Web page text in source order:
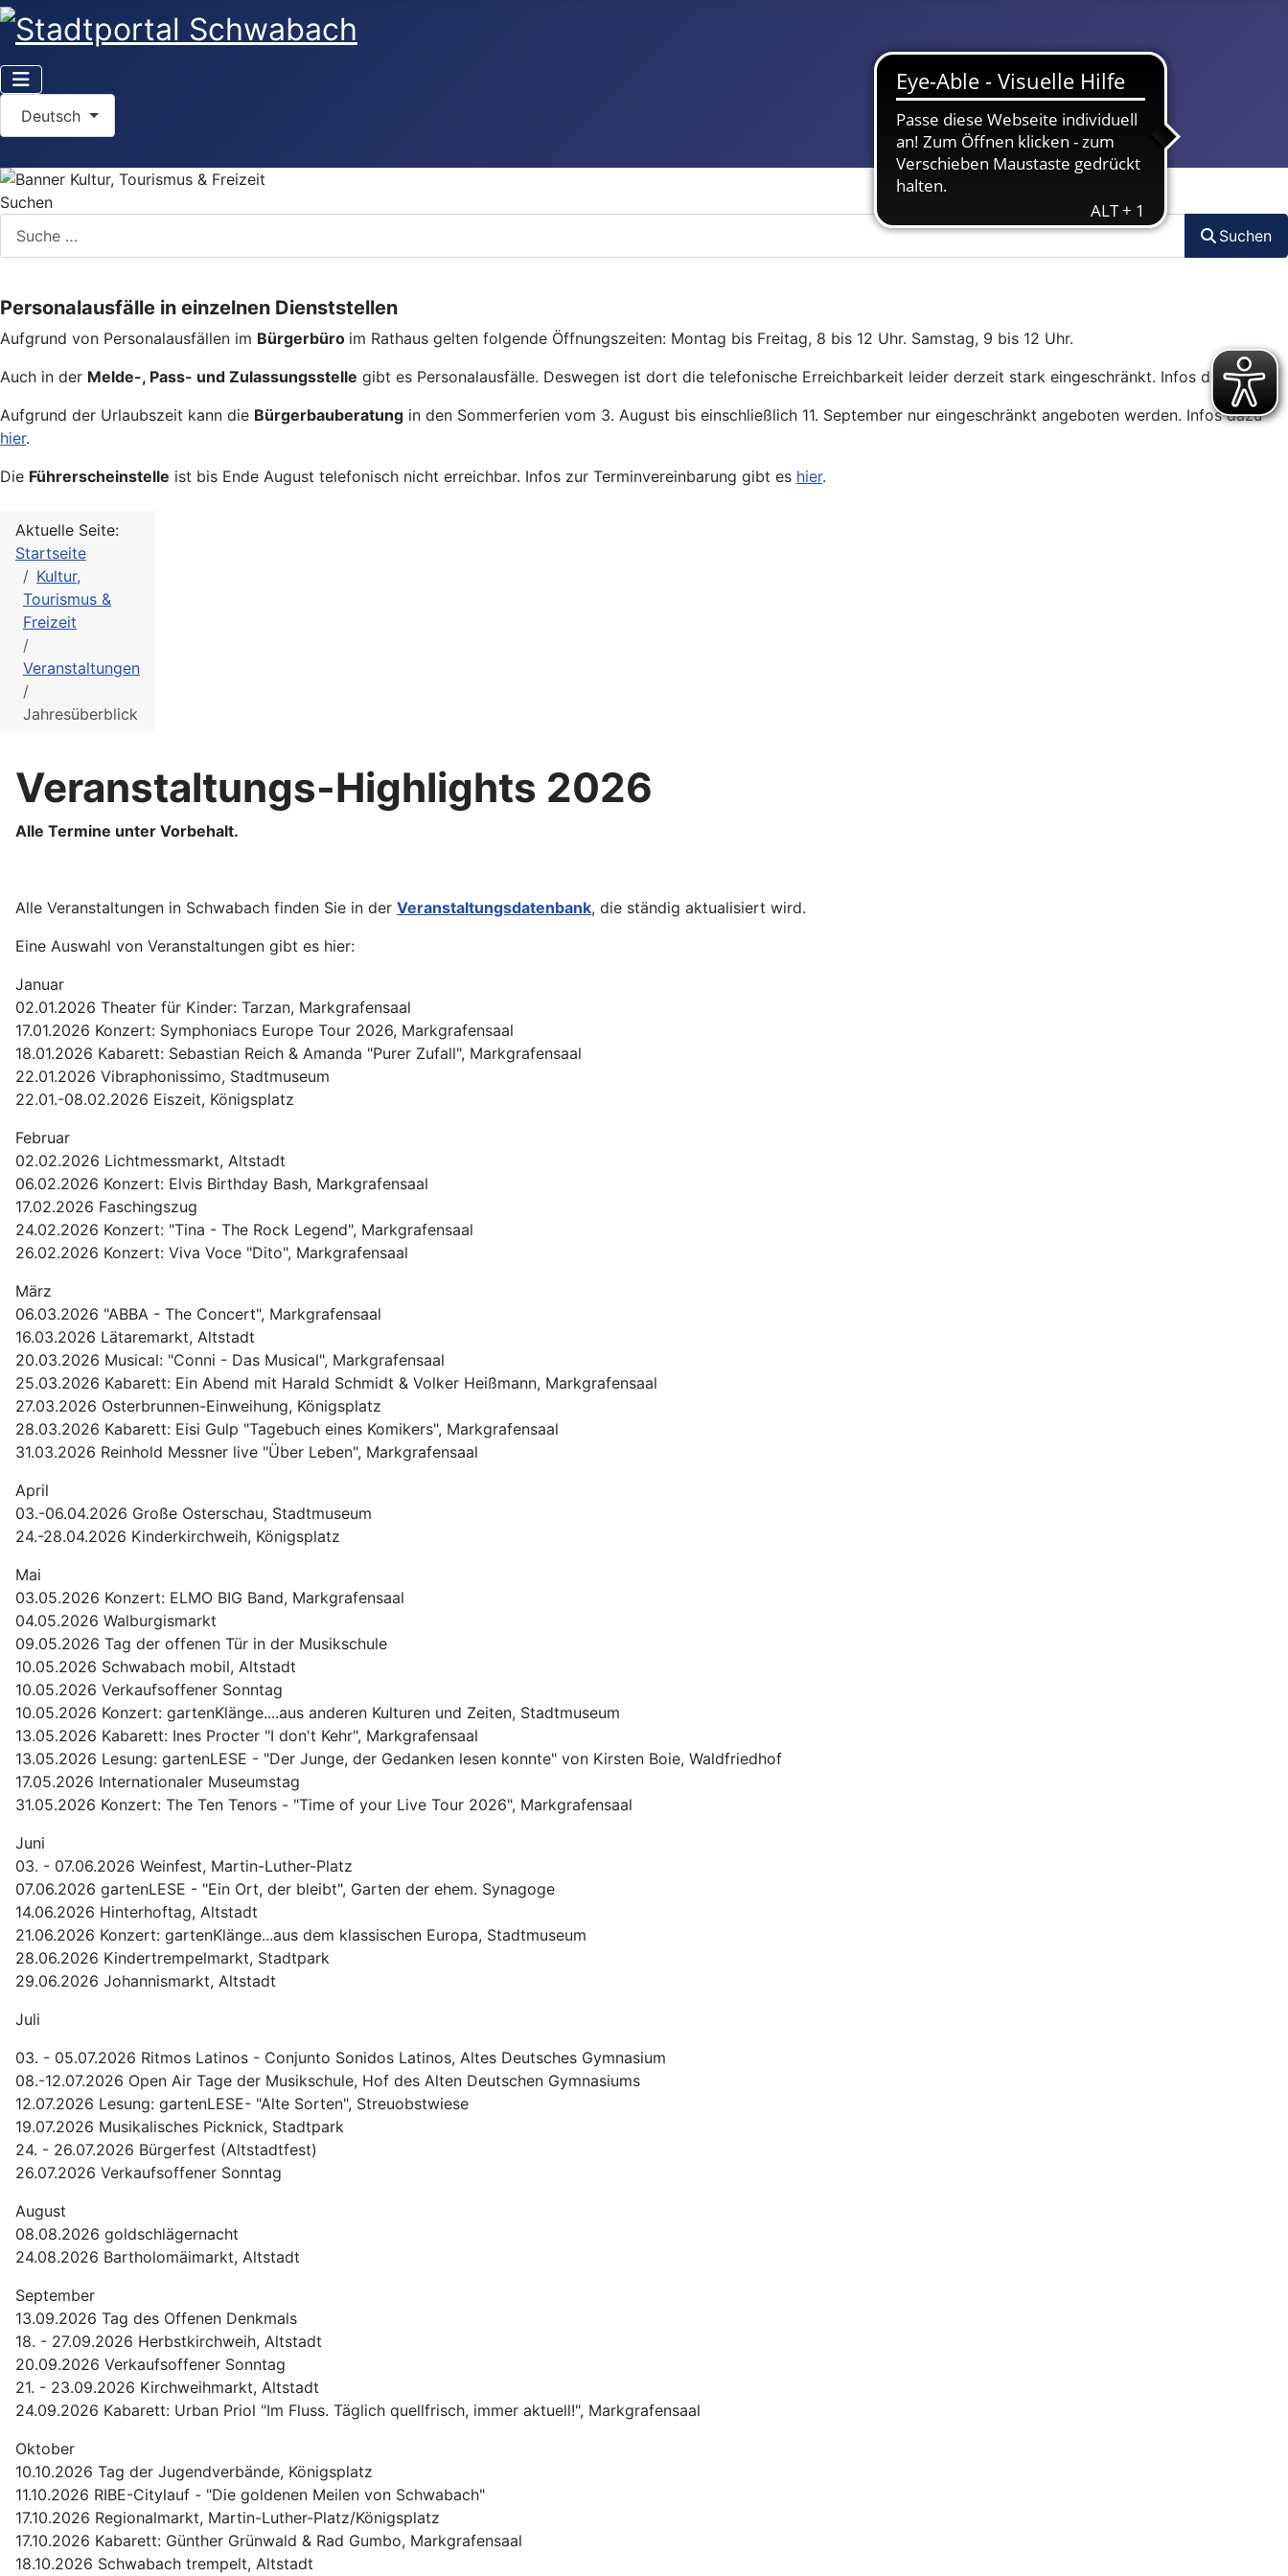
Deutsch
Suchen
Suchen
Personalausfälle in einzelnen Dienststellen
Aufgrund von Personalausfällen im Bürgerbüro im Rathaus gelten folgende Öffnungszeiten: Montag bis Freitag, 8 bis 12 Uhr. Samstag, 9 bis 12 Uhr.
Auch in der Melde-, Pass- und Zulassungsstelle gibt es Personalausfälle. Deswegen ist dort die telefonische Erreichbarkeit leider derzeit stark eingeschränkt. Infos dazuhier
Aufgrund der Urlaubszeit kann die Bürgerbauberatung in den Sommerferien vom 3. August bis einschließlich 11. September nur eingeschränkt angeboten werden. Infos dazu
hier.
Die Führerscheinstelle ist bis Ende August telefonisch nicht erreichbar. Infos zur Terminvereinbarung gibt es hier.
Aktuelle Seite:
Startseite
Kultur,
Tourismus &
Freizeit
Veranstaltungen
Jahresüberblick
Veranstaltungs-Highlights 2026
Alle Termine unter Vorbehalt.
Alle Veranstaltungen in Schwabach finden Sie in der Veranstaltungsdatenbank, die ständig aktualisiert wird.
Eine Auswahl von Veranstaltungen gibt es hier:
Januar
02.01.2026 Theater für Kinder: Tarzan, Markgrafensaal
17.01.2026 Konzert: Symphoniacs Europe Tour 2026, Markgrafensaal
18.01.2026 Kabarett: Sebastian Reich & Amanda "Purer Zufall", Markgrafensaal
22.01.2026 Vibraphonissimo, Stadtmuseum
22.01.-08.02.2026 Eiszeit, Königsplatz
Februar
02.02.2026 Lichtmessmarkt, Altstadt
06.02.2026 Konzert: Elvis Birthday Bash, Markgrafensaal
17.02.2026 Faschingszug
24.02.2026 Konzert: "Tina - The Rock Legend", Markgrafensaal
26.02.2026 Konzert: Viva Voce "Dito", Markgrafensaal
März
06.03.2026 "ABBA - The Concert", Markgrafensaal
16.03.2026 Lätaremarkt, Altstadt
20.03.2026 Musical: "Conni - Das Musical", Markgrafensaal
25.03.2026 Kabarett: Ein Abend mit Harald Schmidt & Volker Heißmann, Markgrafensaal
27.03.2026 Osterbrunnen-Einweihung, Königsplatz
28.03.2026 Kabarett: Eisi Gulp "Tagebuch eines Komikers", Markgrafensaal
31.03.2026 Reinhold Messner live "Über Leben", Markgrafensaal
April
03.-06.04.2026 Große Osterschau, Stadtmuseum
24.-28.04.2026 Kinderkirchweih, Königsplatz
Mai
03.05.2026 Konzert: ELMO BIG Band, Markgrafensaal
04.05.2026 Walburgismarkt
09.05.2026 Tag der offenen Tür in der Musikschule
10.05.2026 Schwabach mobil, Altstadt
10.05.2026 Verkaufsoffener Sonntag
10.05.2026 Konzert: gartenKlänge....aus anderen Kulturen und Zeiten, Stadtmuseum
13.05.2026 Kabarett: Ines Procter "I don't Kehr", Markgrafensaal
13.05.2026 Lesung: gartenLESE - "Der Junge, der Gedanken lesen konnte" von Kirsten Boie, Waldfriedhof
17.05.2026 Internationaler Museumstag
31.05.2026 Konzert: The Ten Tenors - "Time of your Live Tour 2026", Markgrafensaal
Juni
03. - 07.06.2026 Weinfest, Martin-Luther-Platz
07.06.2026 gartenLESE - "Ein Ort, der bleibt", Garten der ehem. Synagoge
14.06.2026 Hinterhoftag, Altstadt
21.06.2026 Konzert: gartenKlänge...aus dem klassischen Europa, Stadtmuseum
28.06.2026 Kindertrempelmarkt, Stadtpark
29.06.2026 Johannismarkt, Altstadt
Juli
03. - 05.07.2026 Ritmos Latinos - Conjunto Sonidos Latinos, Altes Deutsches Gymnasium
08.-12.07.2026 Open Air Tage der Musikschule, Hof des Alten Deutschen Gymnasiums
12.07.2026 Lesung: gartenLESE- "Alte Sorten", Streuobstwiese
19.07.2026 Musikalisches Picknick, Stadtpark
24. - 26.07.2026 Bürgerfest (Altstadtfest)
26.07.2026 Verkaufsoffener Sonntag
August
08.08.2026 goldschlägernacht
24.08.2026 Bartholomäimarkt, Altstadt
September
13.09.2026 Tag des Offenen Denkmals
18. - 27.09.2026 Herbstkirchweih, Altstadt
20.09.2026 Verkaufsoffener Sonntag
21. - 23.09.2026 Kirchweihmarkt, Altstadt
24.09.2026 Kabarett: Urban Priol "Im Fluss. Täglich quellfrisch, immer aktuell!", Markgrafensaal
Oktober
10.10.2026 Tag der Jugendverbände, Königsplatz
11.10.2026 RIBE-Citylauf - "Die goldenen Meilen von Schwabach"
17.10.2026 Regionalmarkt, Martin-Luther-Platz/Königsplatz
17.10.2026 Kabarett: Günther Grünwald & Rad Gumbo, Markgrafensaal
18.10.2026 Schwabach trempelt, Altstadt